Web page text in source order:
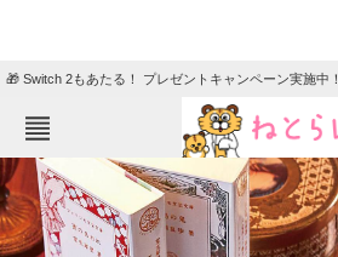
🎁 Switch 2もあたる！ プレゼントキャンペーン実施中！
ねとらぼメニュー
TOP ニュース
エンタメ クイズ